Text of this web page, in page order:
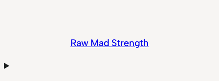
Raw Mad Strength